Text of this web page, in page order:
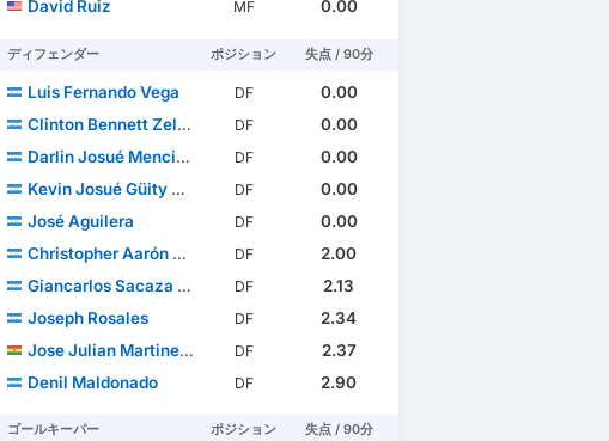
David Ruiz
MF 0.00
ディフェンダー ポジション 失点 / 90分
Luis Fernando Vega DF
0.00
Clinton Bennett Zelaya
DF
0.00
Darlin Josué Mencia Hernández
DF
0.00
Kevin Josué Güity Marín Güity Marín
DF
0.00
José Aguilera
DF
0.00
Christopher Aarón Meléndez Suazo
DF
2.00
Giancarlos Sacaza Murillo
DF
2.13
Joseph Rosales
DF
2.34
Jose Julian Martinez Crisanto
DF
2.37
Denil Maldonado
DF 2.90
ゴールキーパー ポジション 失点 / 90分